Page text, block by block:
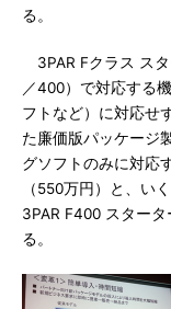
る。
3PAR Fクラス ス
／400）で対応する
フトなど）に対応せ
た廉価版パッケージ
グソフトのみに対応
（550万円）と、い
3PAR F400 スター
る。